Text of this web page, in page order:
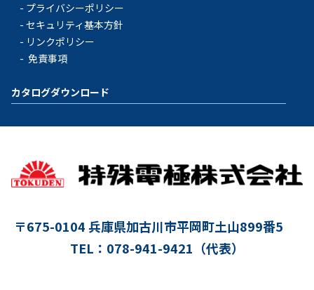
プライバシーポリシー
セキュリティ基本方針
リンクポリシー
免責事項
カタログダウンロード
〒675-0104 兵庫県加古川市平岡町土山899番5
TEL：078-941-9421（代表）